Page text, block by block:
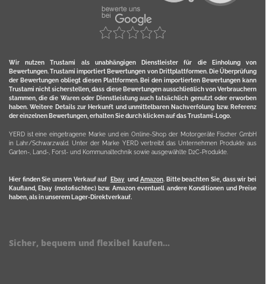
Wir nutzen Trustami als unabhängigen Dienstleister für die Einholung von
Bewertungen. Trustami importiert Bewertungen von Drittplattformen. Die Überprüfung
der Bewertungen obliegt diesen Plattformen. Bei den importierten Bewertungen kann
Trustami nicht sicherstellen, dass diese Bewertungen ausschließlich von Verbrauchern
stammen, die die Waren oder Dienstleistung auch tatsächlich genutzt oder erworben
haben. Weitere Details zur Herkunft und unmittelbaren Nachverfolung bzw. Referenz
der einzelnen Bewertungen, erhalten Sie durch klicken auf das Trustami-Logo.
YERD ist eine eingetragene Marke und ein Online-Shop der Motorgeräte Fischer GmbH
in Lahr/Schwarzwald. Unter der Marke YERD vertreibt das Unternehmen Produkte aus
Garten-, Land-, Forst- und Kommunaltechnik sowie ausgewählte D2C-Produkte.
Hier finden Sie unsern Verkauf auf Ebayund Amazon. Bitte beachten Sie, dass wir bei
Kaufland, Ebay (motofischtec) bzw. Amazon eventuell andere Konditionen und Preise
haben, als in unserem Lager-Direktverkauf.
Sicher, bequem und flexibel kaufen...